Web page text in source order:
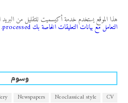
هذا الموقع يستخدم خدمة أكيسميت للتقليل من البريد
التعامل مع بيانات التعليقات الخاصة بك processed .
وسوم
CV
Neoclassical style
Newspapers